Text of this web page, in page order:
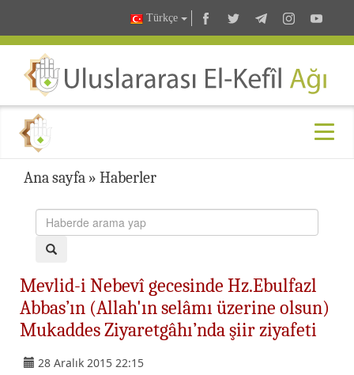
Türkçe
Ana sayfa » Haberler
Mevlid-i Nebevî gecesinde Hz.Ebulfazl
Abbas’ın (Allah'ın selâmı üzerine olsun)
Mukaddes Ziyaretgâhı’nda şiir ziyafeti
28 Aralık 2015 22:15